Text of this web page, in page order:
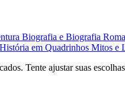
Biografia e Biografia
História em Quadrinhos Mitos e
Tente ajustar suas